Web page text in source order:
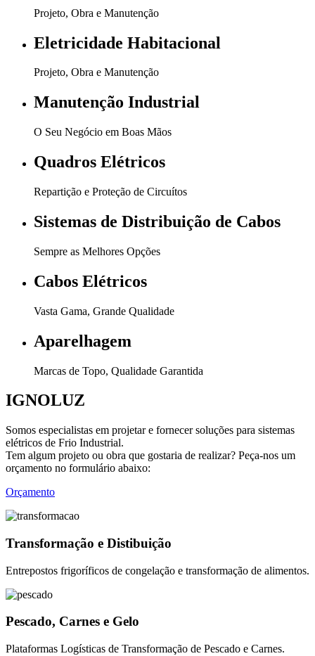
Projeto, Obra e Manutenção
Eletricidade Habitacional
Projeto, Obra e Manutenção
Manutenção Industrial
O Seu Negócio em Boas Mãos
Quadros Elétricos
Repartição e Proteção de Circuítos
Sistemas de Distribuição de Cabos
Sempre as Melhores Opções
Cabos Elétricos
Vasta Gama, Grande Qualidade
Aparelhagem
Marcas de Topo, Qualidade Garantida
IGNOLUZ
Somos especialistas em projetar e fornecer soluções para sistemas
elétricos de Frio Industrial.
Tem algum projeto ou obra que gostaria de realizar? Peça-nos um
orçamento no formulário abaixo:
Orçamento
Transformação e Distibuição
Entrepostos frigoríficos de congelação e transformação de alimentos.
Pescado, Carnes e Gelo
Plataformas Logísticas de Transformação de Pescado e Carnes.